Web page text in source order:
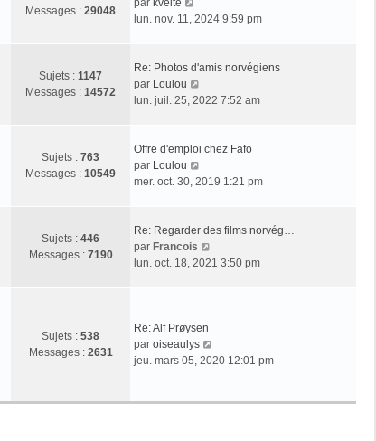
Messages : 29048
par kveite
o
l
e
d
n
i
e
e
s
s
lun. nov. 11, 2024 9:59 pm
Sujets : 1147
Messages : 14572
Re: Photos d'amis norvégiens
par Loulou
o
l
d
n
i
e
s
s
a
lun. juil. 25, 2022 7:52 am
Sujets : 763
Messages : 10549
Offre d'emploi chez Fafo
par Loulou
o
l
e
d
i
e
r
mer. oct. 30, 2019 1:21 pm
Sujets : 446
Messages : 7190
Re: Regarder des films norvég…
par Francois
o
d
e
lun. oct. 18, 2021 3:50 pm
Sujets : 538
Messages : 2631
Re: Alf Prøysen
par oiseaulys
o
jeu. mars 05, 2020 12:01 pm